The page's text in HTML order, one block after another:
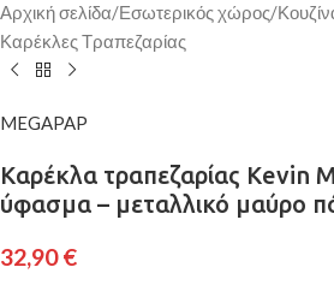
Αρχική σελίδα/Εσωτερικός χώρος/
Καρέκλες Τραπεζαρίας
MEGAPAP
Καρέκλα τραπεζαρίας Kevin
ύφασμα – μεταλλικό μαύρο
32,90€